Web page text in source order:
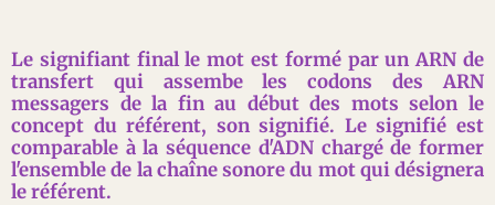
Le signifiant final le mot est formé par un ARN de
transfert qui assembe les codons des ARN
messagers de la fin au début des mots selon le
concept du référent, son signifié. Le signifié est
comparable à la séquence d'ADN chargé de former
l'ensemble de la chaîne sonore du mot qui désignera
le référent.